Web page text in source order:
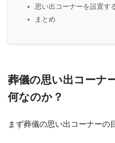
思い出コーナーを設置す
まとめ
葬儀の思い出コーナ
何なのか？
まず葬儀の思い出コーナーの